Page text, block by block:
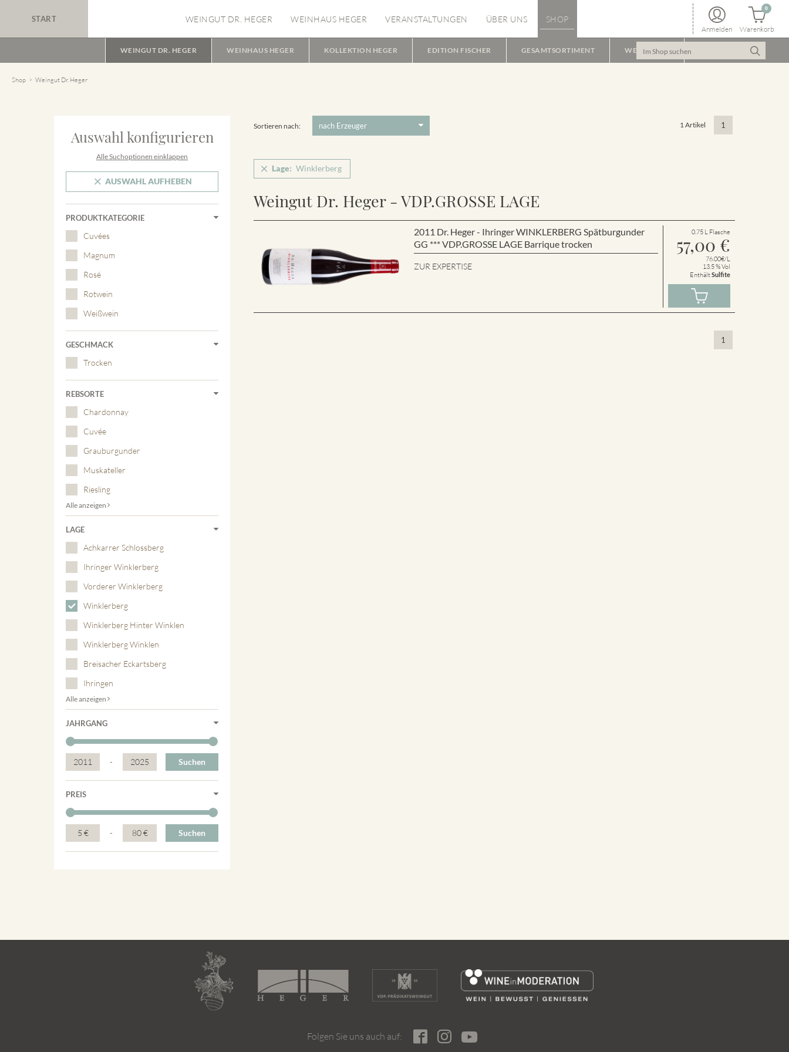
START WEINGUT DR. HEGER WEINHAUS HEGER VERANSTALTUNGEN ÜBER UNS SHOP
Anmelden Warenkorb
0
WEINGUT DR. HEGER WEINHAUS HEGER KOLLEKTION HEGER EDITION FISCHER GESAMTSORTIMENT WEINPAKET
Shop Weingut Dr. Heger
Auswahl konfigurieren
Alle Suchoptionen einklappen
AUSWAHL AUFHEBEN
PRODUKTKATEGORIE
Cuvées
Magnum
Rosé
Rotwein
Weißwein
GESCHMACK
Trocken
REBSORTE
Chardonnay
Cuvée
Grauburgunder
Muskateller
Riesling
Alle anzeigen
LAGE
Achkarrer Schlossberg
Ihringer Winklerberg
Vorderer Winklerberg
Winklerberg
Winklerberg Hinter Winklen
Winklerberg Winklen
Breisacher Eckartsberg
Ihringen
Alle anzeigen
JAHRGANG
2011 - 2025 Suchen
PREIS
5 € - 80 € Suchen
Sortieren nach: 1 Artikel 1
Lage: Winklerberg
Weingut Dr. Heger - VDP.GROSSE LAGE
2011 Dr. Heger - Ihringer WINKLERBERG Spätburgunder
GG *** VDP.GROSSE LAGE Barrique trocken
ZUR EXPERTISE
0.75 L Flasche
57,00 €
76.00€/L
13.5 % Vol
EnthältSulfite
1
Folgen Sie uns auch auf: